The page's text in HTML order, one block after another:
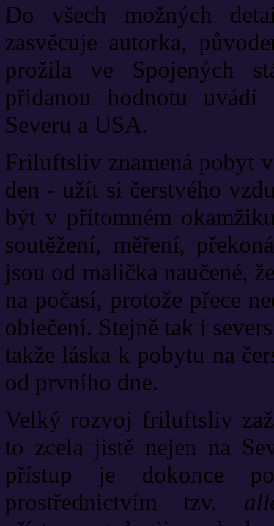
Do všech možných
zasvěcuje autorka,
prožila ve Spojených
přidanou hodnotu
Severu a USA.
Friluftsliv znamená pobyt
den - užít si čerstvého
být v přítomném
soutěžení, měření,
jsou od malička naučené,
na počasí, protože přece
oblečení. Stejně tak i
takže láska k pobytu na
od prvního dne.
Velký rozvoj friluftsliv
to zcela jistě nejen na
přístup je dokonce
prostřednictvím tzv.